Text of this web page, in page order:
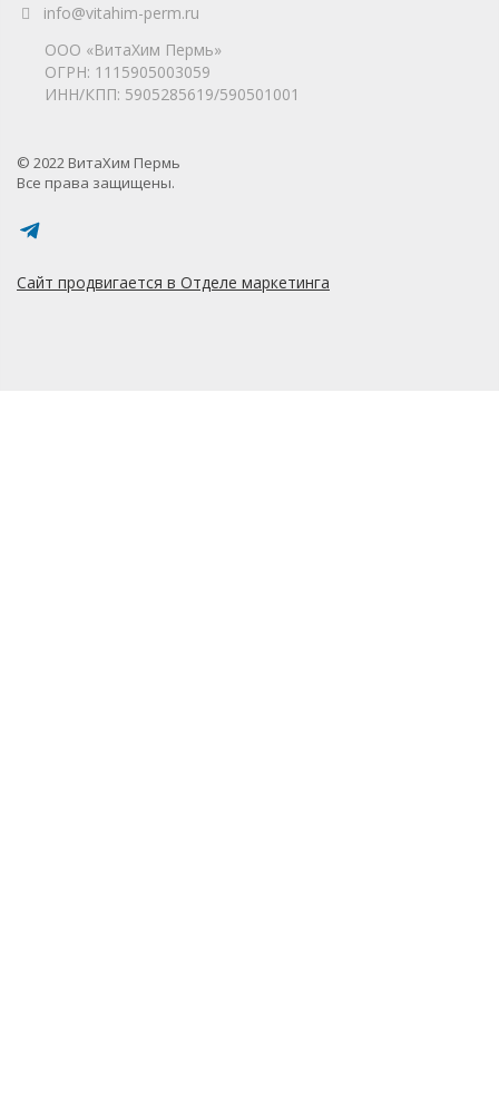
info@vitahim-perm.ru
ООО «ВитаХим Пермь»
ОГРН: 1115905003059
ИНН/КПП: 5905285619/590501001
© 2022 ВитаХим Пермь
Все права защищены.
Сайт продвигается в Отделе маркетинга